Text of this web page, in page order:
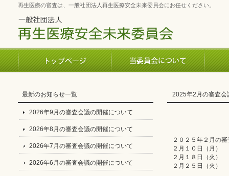
再生医療の審査は、一般社団法人再生医療安全未来委員会にお任せください。
2025年2月の審査会
２０２５年２月の
２月１０日（月）
２月１８日（火）
２月２５日（火）
最新のお知らせ一覧
2026年9月の審査会議の開催について
2026年8月の審査会議の開催について
2026年7月の審査会議の開催について
2026年6月の審査会議の開催について